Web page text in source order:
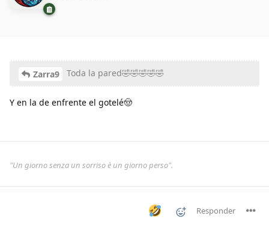
Zarra9 Toda la pared🤣🤣🤣🤣🤣
Y en la de enfrente el gotelé🤠
"Un giorno senza un sorriso è un giorno perso".
Responder